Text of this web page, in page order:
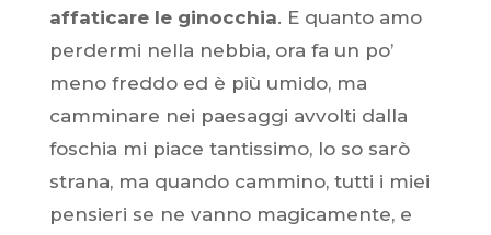
affaticare le ginocchia. E quanto amo
perdermi nella nebbia, ora fa un po’
meno freddo ed è più umido, ma
camminare nei paesaggi avvolti dalla
foschia mi piace tantissimo, lo so sarò
strana, ma quando cammino, tutti i miei
pensieri se ne vanno magicamente, e